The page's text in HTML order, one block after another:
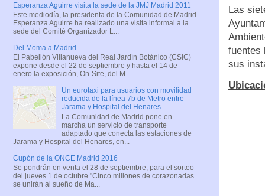
Las
fuentes
sus
Esperanza Aguirre visita la sede de la JMJ Madrid 2011
Este mediodía, la presidenta de la Comunidad de Madrid
Esperanza Aguirre ha realizado una visita informal a la
sede del Comité Organizador L...
Del Moma a Madrid
El Pabellón Villanueva del Real Jardín Botánico (CSIC)
expone desde el 22 de septiembre y hasta el 14 de
enero la exposición, On-Site, del M...
Un eurotaxi para usuarios con movilidad
reducida de la línea 7b de Metro entre
Jarama y Hospital del Henares
La Comunidad de Madrid pone en
marcha un servicio de transporte
adaptado que conecta las estaciones de
Jarama y Hospital del Henares, en...
Cupón de la ONCE Madrid 2016
Se pondrán en venta el 28 de septiembre, para el sorteo
del jueves 1 de octubre "Cinco millones de corazonadas
se unirán al sueño de Ma...